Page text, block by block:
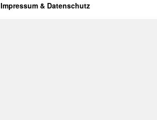
Impressum & Datenschutz